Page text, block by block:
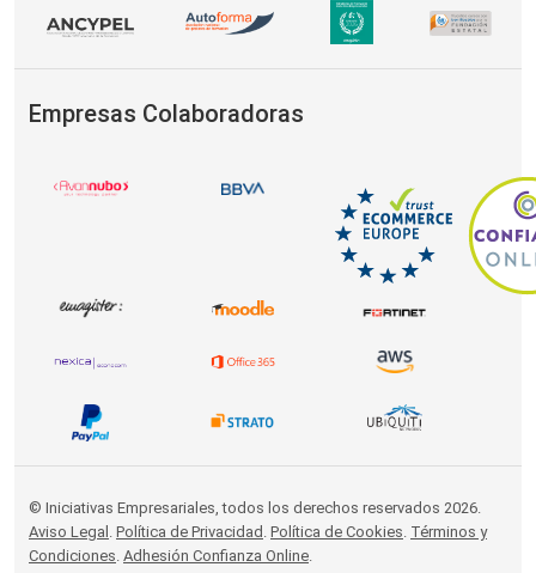
Empresas Colaboradoras
© Iniciativas Empresariales, todos los derechos reservados 2026.
Aviso Legal
Política de Privacidad Política de Cookies Términos y
Condiciones Adhesión Confianza Online